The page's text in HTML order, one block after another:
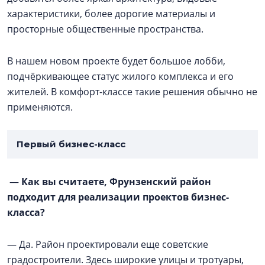
характеристики, более дорогие материалы и
просторные общественные пространства.
В нашем новом проекте будет большое лобби,
подчёркивающее статус жилого комплекса и его
жителей. В комфорт-классе такие решения обычно не
применяются.
Первый бизнес-класс
— Как вы считаете, Фрунзенский район
подходит для реализации проектов бизнес-
класса?
— Да. Район проектировали еще советские
градостроители. Здесь широкие улицы и тротуары,